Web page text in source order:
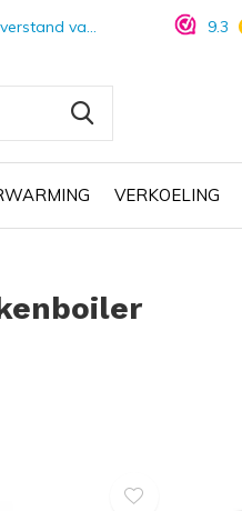
VERKOELING
van zaken 9.3